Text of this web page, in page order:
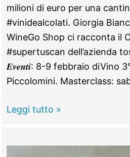
milioni di euro per una
#vinidealcolati. Giorgia
WineGo Shop ci racconta il
#supertuscan dell’azienda
𝑬𝒗𝒆𝒏𝒕𝒊: 8-9 febbraio diVino
Piccolomini. Masterclass:
𝑻𝒈𝑾𝒊𝒏𝒆
Leggi tutto »